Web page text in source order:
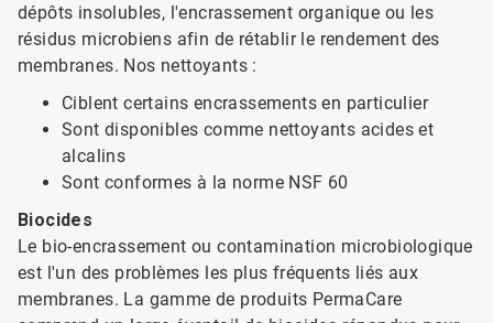
dépôts insolubles, l'encrassement organique ou les
résidus microbiens afin de rétablir le rendement des
membranes. Nos nettoyants :
Ciblent certains encrassements en particulier
Sont disponibles comme nettoyants acides et
alcalins
Sont conformes à la norme NSF 60
Biocides
Le bio-encrassement ou contamination microbiologique
est l'un des problèmes les plus fréquents liés aux
membranes. La gamme de produits PermaCare